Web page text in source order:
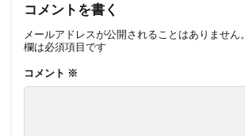
コメントを書く
メールアドレスが公開されることはありません。
欄は必須項目です
コメント ※